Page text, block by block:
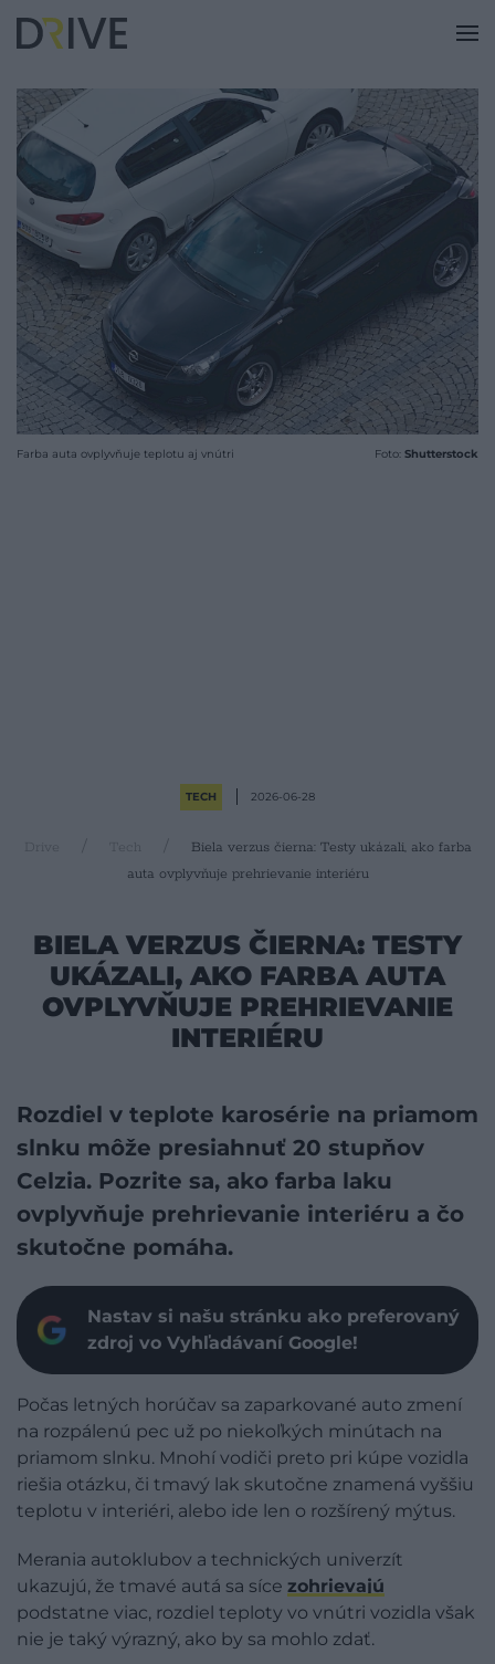
Farba auta ovplyvňuje teplotu aj vnútri Foto: Shutterstock
TECH 2026-06-28
Drive
Biela verzus čierna: Testy ukázali, ako farba
auta ovplyvňuje prehrievanie interiéru
BIELA VERZUS ČIERNA: TESTY
UKÁZALI, AKO FARBA AUTA
OVPLYVŇUJE PREHRIEVANIE
INTERIÉRU
Rozdiel v teplote karosérie na priamom
slnku môže presiahnuť 20 stupňov
Celzia. Pozrite sa, ako farba laku
ovplyvňuje prehrievanie interiéru a čo
skutočne pomáha.
Nastav si našu stránku ako preferovaný
zdroj vo Vyhľadávaní Google!
Počas letných horúčav sa zaparkované auto zmení
na rozpálenú pec už po niekoľkých minútach na
priamom slnku. Mnohí vodiči preto pri kúpe vozidla
riešia otázku, či tmavý lak skutočne znamená vyššiu
teplotu v interiéri, alebo ide len o rozšírený mýtus.
Merania autoklubov a technických univerzít
ukazujú, že tmavé autá sa síce zohrievajú
podstatne viac, rozdiel teploty vo vnútri vozidla však
nie je taký výrazný, ako by sa mohlo zdať.